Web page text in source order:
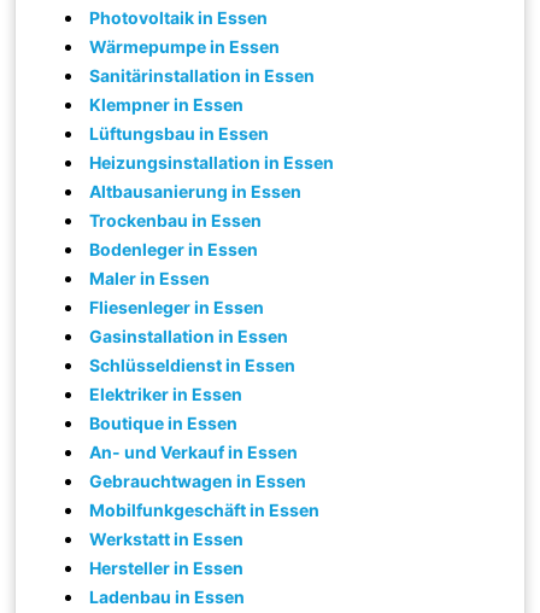
Photovoltaik in Essen
Wärmepumpe in Essen
Sanitärinstallation in Essen
Klempner in Essen
Lüftungsbau in Essen
Heizungsinstallation in Essen
Altbausanierung in Essen
Trockenbau in Essen
Bodenleger in Essen
Maler in Essen
Fliesenleger in Essen
Gasinstallation in Essen
Schlüsseldienst in Essen
Elektriker in Essen
Boutique in Essen
An- und Verkauf in Essen
Gebrauchtwagen in Essen
Mobilfunkgeschäft in Essen
Werkstatt in Essen
Hersteller in Essen
Ladenbau in Essen